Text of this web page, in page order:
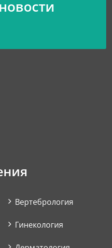
Вертебрология
Гинекология